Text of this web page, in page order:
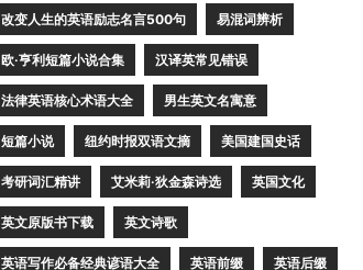
改变人生的英语励志名言500句 易混词辨析
欧·亨利短篇小说合集 汉译英常见错误
法律英语核心术语大全 男生英文名寓意
短篇小说 纽约时报双语文摘 美国建国史话
考研词汇精讲 艾米莉·狄金森诗选 英国文化
英文原版书下载 英文诗歌
英语写作必备经典谚语大全 英语前缀 英语后缀